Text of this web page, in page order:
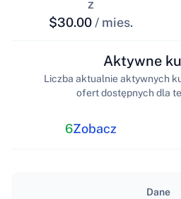
z
$30.00 / mies.
6Zobacz
Aktywne
Liczba aktualnie aktywnych
ofert dostępnych dla
Dane